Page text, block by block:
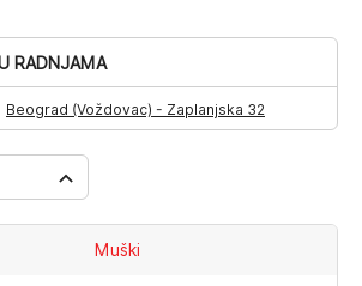
RADNJAMA
Beograd (Voždovac) - Zaplanjska 32
Muški